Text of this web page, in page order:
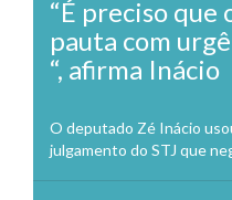
“É preciso que
pauta com
“, afirma Inácio
O deputado Zé Inácio
julgamento do STJ que